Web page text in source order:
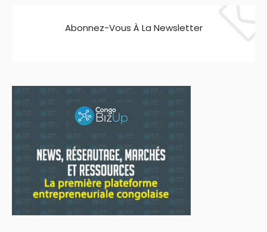
Abonnez-Vous À La Newsletter